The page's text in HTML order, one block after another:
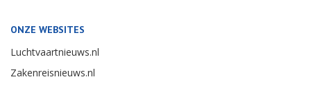
ONZE WEBSITES
Luchtvaartnieuws.nl
Zakenreisnieuws.nl